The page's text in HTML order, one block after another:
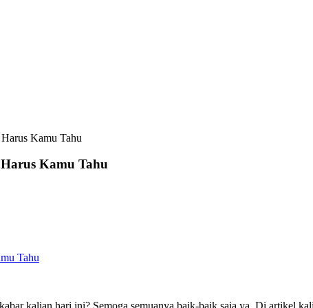
Kamu Tahu
Kamu Tahu
Tahu
kalian hari ini? Semoga semuanya baik-baik saja ya. Di artikel